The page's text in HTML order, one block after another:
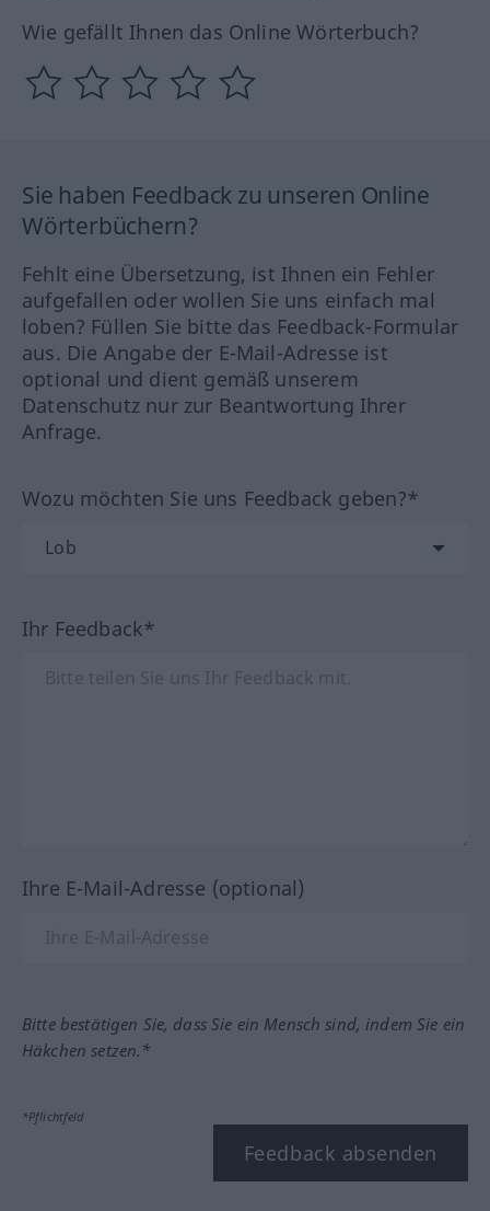
Wie gefällt Ihnen das Online Wörterbuch?
Sie haben Feedback zu unseren Online
Wörterbüchern?
Fehlt eine Übersetzung, ist Ihnen ein Fehler
aufgefallen oder wollen Sie uns einfach mal
loben? Füllen Sie bitte das Feedback-Formular
aus. Die Angabe der E-Mail-Adresse ist
optional und dient gemäß unserem
Datenschutz nur zur Beantwortung Ihrer
Anfrage.
Wozu möchten Sie uns Feedback geben?*
Ihr Feedback*
Ihre E-Mail-Adresse (optional)
Bitte bestätigen Sie, dass Sie ein Mensch sind, indem Sie ein
Häkchen setzen.*
*Pflichtfeld
Feedback absenden